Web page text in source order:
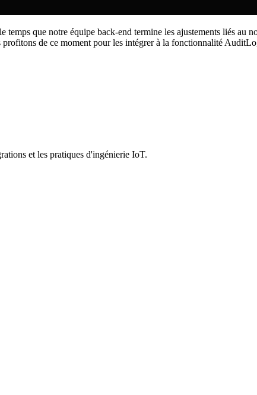
que notre équipe back-end termine les ajustements liés au
de ce moment pour les intégrer à la fonctionnalité
et les pratiques d'ingénierie IoT.